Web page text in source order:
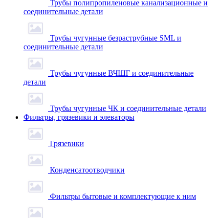
Трубы полипропиленовые канализационные и
соединительные детали
Трубы чугунные безраструбные SML и
соединительные детали
Трубы чугунные ВЧШГ и соединительные
детали
Трубы чугунные ЧК и соединительные детали
Фильтры, грязевики и элеваторы
Грязевики
Конденсатоотводчики
Фильтры бытовые и комплектующие к ним